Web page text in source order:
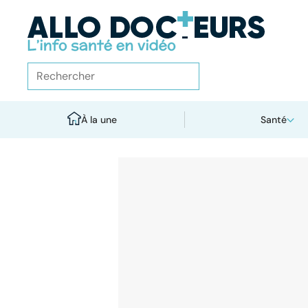
À la une Santé